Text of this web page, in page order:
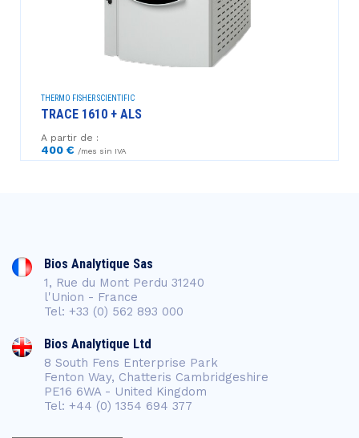
THERMO FISHER SCIENTIFIC
TRACE 1610 + ALS
A partir de :
400 € /mes sin IVA
Bios Analytique Sas
1, Rue du Mont Perdu 31240
l'Union - France
Tel: +33 (0) 562 893 000
Bios Analytique Ltd
8 South Fens Enterprise Park
Fenton Way, Chatteris Cambridgeshire
PE16 6WA - United Kingdom
Tel: +44 (0) 1354 694 377